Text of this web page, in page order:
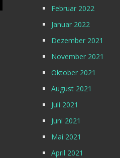
Februar 2022
Januar 2022
Dezember 2021
November 2021
Oktober 2021
August 2021
Juli 2021
Juni 2021
Mai 2021
April 2021